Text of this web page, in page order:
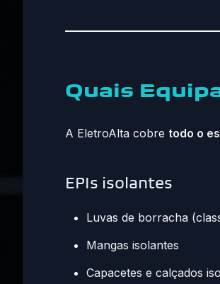
Quais
A EletroAlta cobre todo o
EPIs isolantes
Luvas de borracha
Mangas isolantes
Capacetes e calçados